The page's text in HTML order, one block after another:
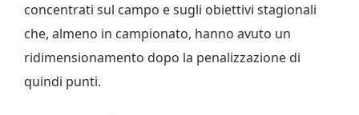
concentrati sul campo e sugli obiettivi stagionali
che, almeno in campionato, hanno avuto un
ridimensionamento dopo la penalizzazione di
quindi punti.